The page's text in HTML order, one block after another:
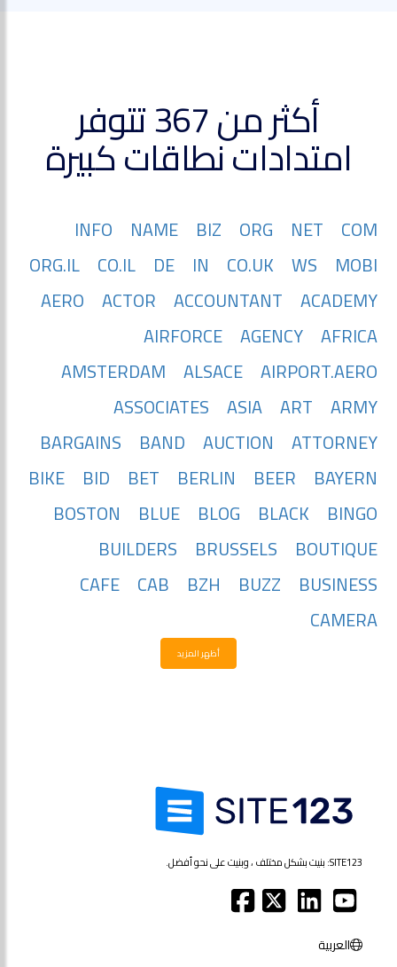
أكثر من 367 تتوفر
امتدادات نطاقات كبيرة
COM
NET
ORG
BIZ
NAME
INFO
MOBI
WS
CO.UK
IN
DE
CO.IL
ORG.IL
ACADEMY
ACCOUNTANT
ACTOR
AERO
AFRICA
AGENCY
AIRFORCE
AIRPORT.AERO
ALSACE
AMSTERDAM
ARMY
ART
ASIA
ASSOCIATES
ATTORNEY
AUCTION
BAND
BARGAINS
BAYERN
BEER
BERLIN
BET
BID
BIKE
BINGO
BLACK
BLOG
BLUE
BOSTON
BOUTIQUE
BRUSSELS
BUILDERS
BUSINESS
BUZZ
BZH
CAB
CAFE
CAMERA
أظهر المزيد
SITE123: بنيت بشكل مختلف ، وبنيت على نحو أفضل.
العربية